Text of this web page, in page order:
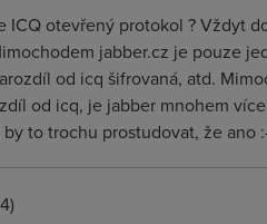
ICQ otevřený protokol ? Vždyt
jabber.cz je pouze
od icq šifrovaná, atd.
od icq, je jabber mnohem
to trochu prostudovat, že ano